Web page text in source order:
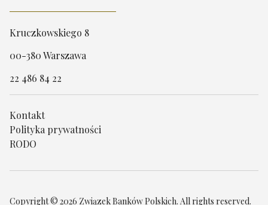
Kruczkowskiego 8
00-380 Warszawa
22 486 84 22
Kontakt
Polityka prywatności
RODO
Copyright © 2026 Związek Banków Polskich. All rights reserved.